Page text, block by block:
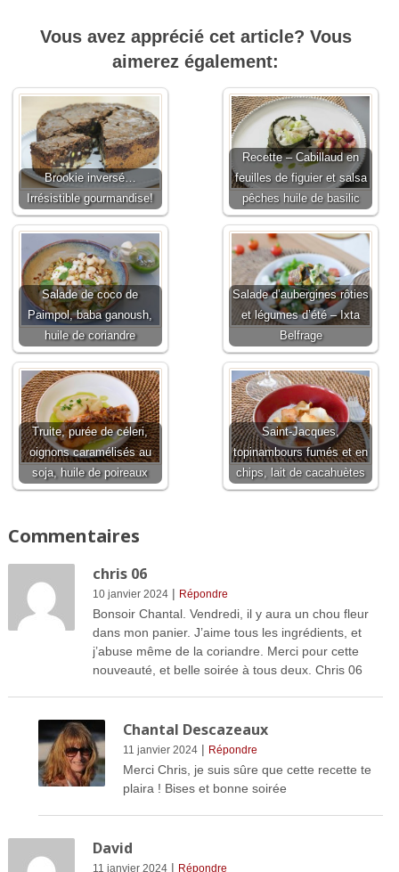
Vous avez apprécié cet article? Vous
aimerez également:
Brookie inversé…
Irrésistible gourmandise!
Recette – Cabillaud en
feuilles de figuier et salsa
pêches huile de basilic
Salade de coco de
Paimpol, baba ganoush,
huile de coriandre
Salade d’aubergines rôties
et légumes d’été – Ixta
Belfrage
Truite, purée de céleri,
oignons caramélisés au
soja, huile de poireaux
Saint-Jacques,
topinambours fumés et en
chips, lait de cacahuètes
Commentaires
chris 06
10 janvier 2024| Répondre
Bonsoir Chantal. Vendredi, il y aura un chou fleur
dans mon panier. J’aime tous les ingrédients, et
j’abuse même de la coriandre. Merci pour cette
nouveauté, et belle soirée à tous deux. Chris 06
Chantal Descazeaux
11 janvier 2024| Répondre
Merci Chris, je suis sûre que cette recette te
plaira ! Bises et bonne soirée
David
11 janvier 2024| Répondre